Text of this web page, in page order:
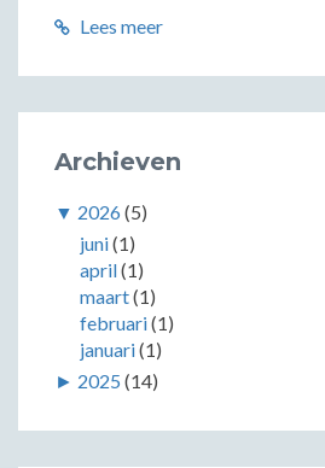
Lees meer
Archieven
▼ 2026(5)
juni(1)
april(1)
maart(1)
februari(1)
januari(1)
► 2025 (14)